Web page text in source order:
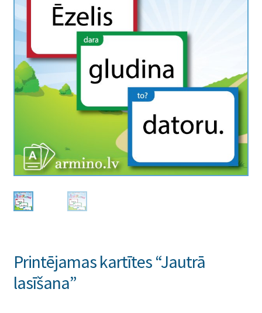
Printējamas kartītes “Jautrā
lasīšana”